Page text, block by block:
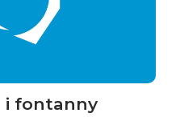
i fontanny